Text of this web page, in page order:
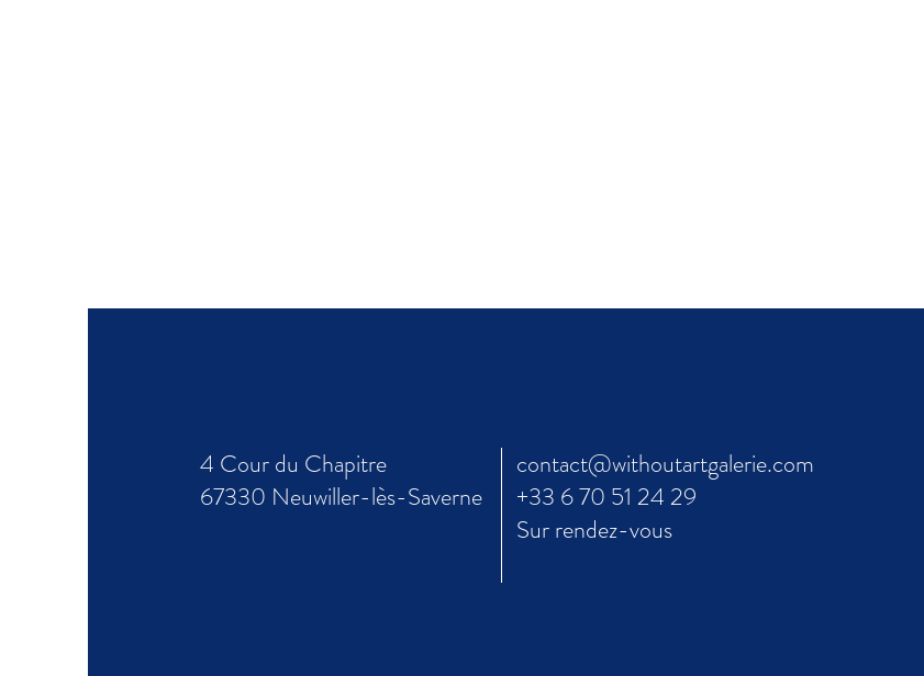
4 Cour du Chapitre
67330 Neuwiller-lès-Saverne
contact@withoutartgalerie.com
+33 6 70 51 24 29
Sur rendez-vous